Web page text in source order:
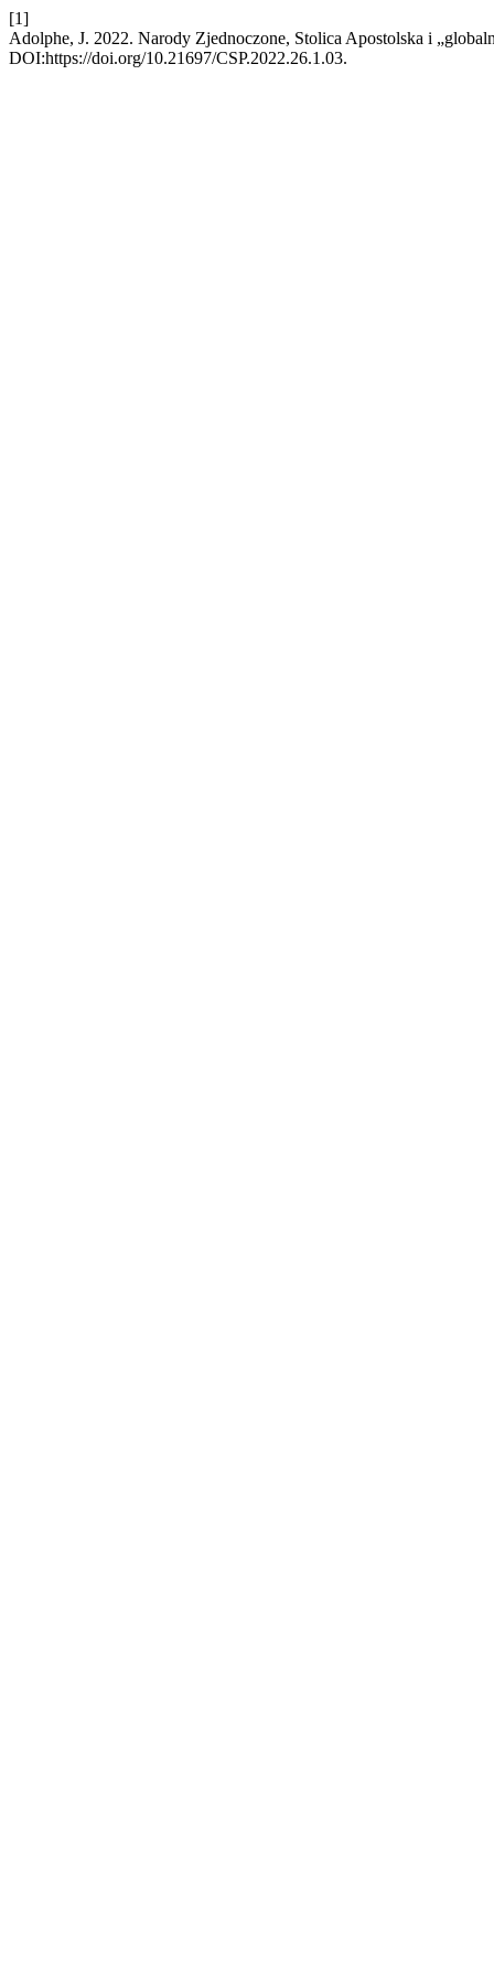
[1]
Adolphe, J. 2022. Narody Zjednoczone, Stolica Apostolska i
DOI:https://doi.org/10.21697/CSP.2022.26.1.03.